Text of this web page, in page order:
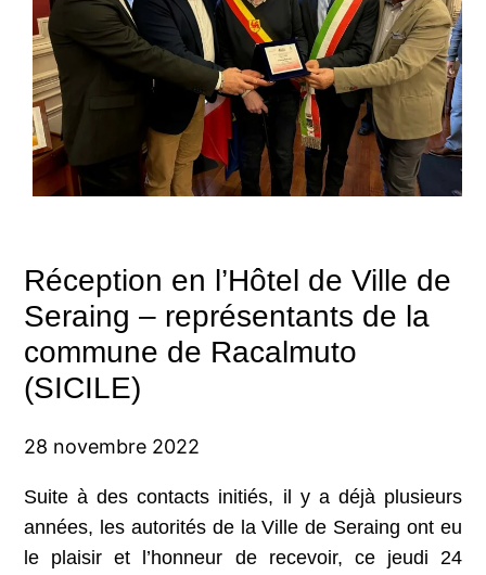
Réception en l’Hôtel de Ville de
Seraing – représentants de la
commune de Racalmuto
(SICILE)
28 novembre 2022
Suite à des contacts initiés, il y a déjà plusieurs
années, les autorités de la Ville de Seraing ont eu
le plaisir et l’honneur de recevoir, ce jeudi 24